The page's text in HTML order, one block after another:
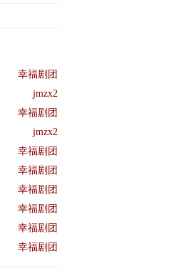
幸福剧团
jmzx2
幸福剧团
jmzx2
幸福剧团
幸福剧团
幸福剧团
幸福剧团
幸福剧团
幸福剧团